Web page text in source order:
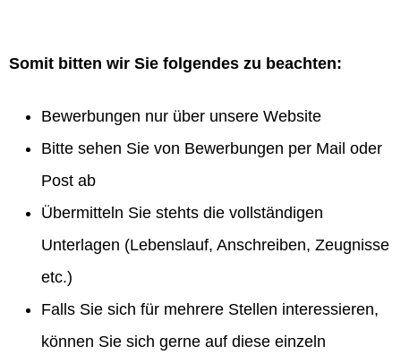
Somit bitten wir Sie folgendes zu beachten:
Bewerbungen nur über unsere Website
Bitte sehen Sie von Bewerbungen per Mail oder
Post ab
Übermitteln Sie stehts die vollständigen
Unterlagen (Lebenslauf, Anschreiben, Zeugnisse
etc.)
Falls Sie sich für mehrere Stellen interessieren,
können Sie sich gerne auf diese einzeln